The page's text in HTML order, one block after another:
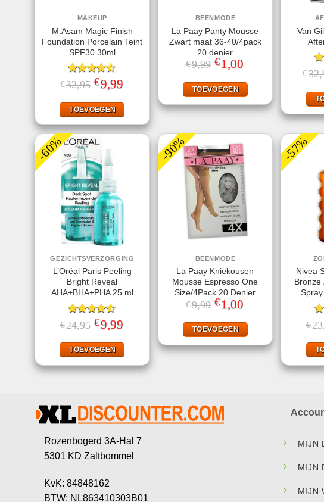
MAKEUP
M.Asam Magic Finish
Foundation Porcelain Teint
SPF30 30ml
Gewaardeerd
4.50 uit 5
€32,95 Oorspronkelijke
prijs
€32,95.
€9,99
€9,99.
TOEVOEGEN
BEENMODE
La Paay Panty Mousse
Zwart maat 36-40/4pack
20 denier
€9,99 Oorspronkelijke
prijs
€9,99.
€ 1,00
€1,00.
TOEVOEGEN
Van
€
-60%
GEZICHTSVERZORGING
L’Oréal Paris Peeling
Bright Reveal
AHA+BHA+PHA 25 ml
Gewaardeerd
4.40 uit 5
€24,95 Oorspronkelijke
prijs
€24,95.
€9,99
€9,99.
TOEVOEGEN
-90%
BEENMODE
La Paay Kniekousen
Mousse Espresso One
Size/4Pack 20 Denier
€9,99 Oorspronkelijke
prijs
€9,99.
€ 1,00
€1,00.
TOEVOEGEN
-57%
Nivea
Bronze
€
Rozenbogerd 3A-Hal 7
5301 KD Zaltbommel
KvK: 84848162
BTW: NL863410303B01
MIJN
MIJN
MIJN